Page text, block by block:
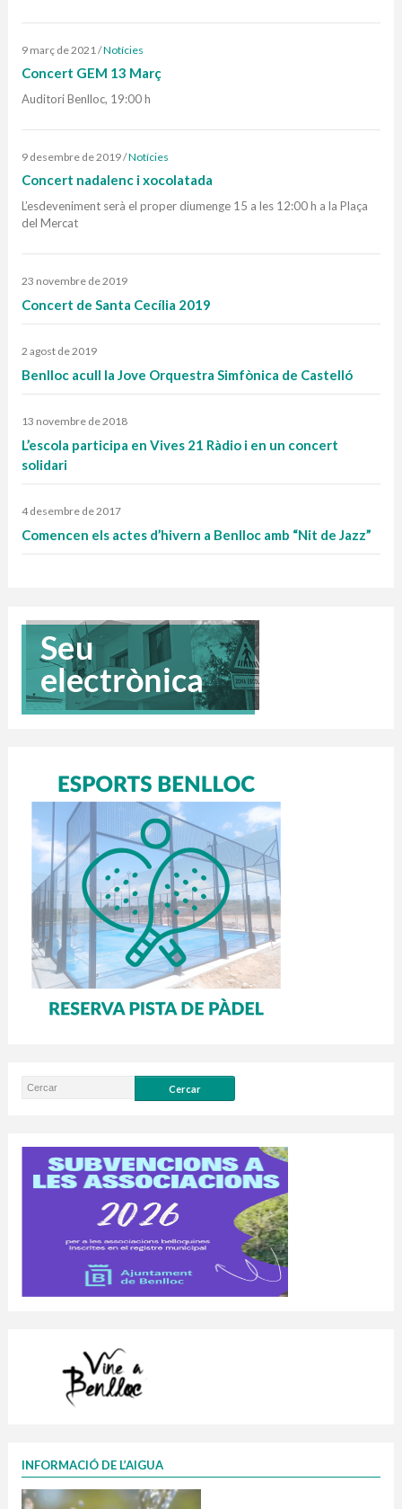
9 març de 2021/Notícies
Concert GEM 13 Març
Auditori Benlloc, 19:00 h
9 desembre de 2019/Notícies
Concert nadalenc i xocolatada
L’esdeveniment serà el proper diumenge 15 a les 12:00 h a la Plaça
del Mercat
23 novembre de 2019
Concert de Santa Cecília 2019
2 agost de 2019
Benlloc acull la Jove Orquestra Simfònica de Castelló
13 novembre de 2018
L’escola participa en Vives 21 Ràdio i en un concert
solidari
4 desembre de 2017
Comencen els actes d’hivern a Benlloc amb “Nit de Jazz”
INFORMACIÓ DE L’AIGUA